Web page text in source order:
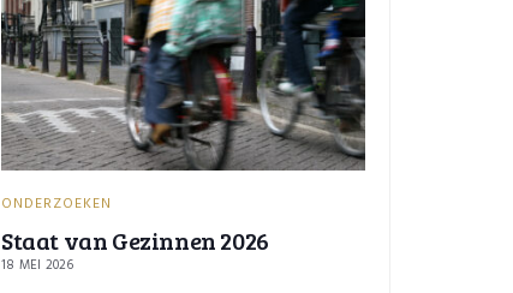
ONDERZOEKEN
Staat van Gezinnen 2026
18 MEI 2026